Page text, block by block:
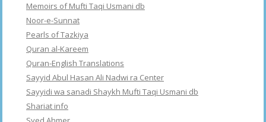
Memoirs of Mufti Taqi Usmani db
Noor-e-Sunnat
Pearls of Tazkiya
Quran al-Kareem
Quran-English Translations
Sayyid Abul Hasan Ali Nadwi ra Center
Sayyidi wa sanadi Shaykh Mufti Taqi Usmani db
Shariat info